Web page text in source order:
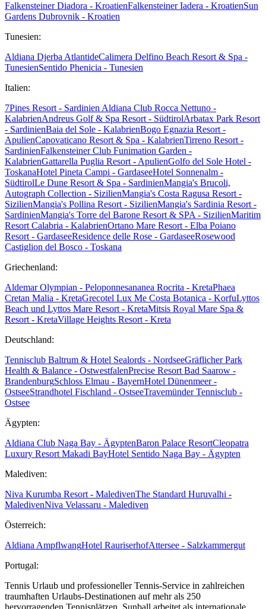
Falkensteiner Diadora - KroatienFalkensteiner Iadera - KroatienSun
Gardens Dubrovnik - Kroatien
Tunesien:
Aldiana Djerba AtlantideCalimera Delfino Beach Resort & Spa -
TunesienSentido Phenicia - Tunesien
Italien:
7Pines Resort - Sardinien Aldiana Club Rocca Nettuno -
KalabrienAndreus Golf & Spa Resort - SüdtirolArbatax Park Resort
- SardinienBaia del Sole - KalabrienBogo Egnazia Resort -
ApulienCapovaticano Resort & Spa - KalabrienTirreno Resort -
SardinienFalkensteiner Club Funimation Garden -
KalabrienGattarella Puglia Resort - ApulienGolfo del Sole Hotel -
ToskanaHotel Pineta Campi - GardaseeHotel Sonnenalm -
SüdtirolLe Dune Resort & Spa - SardinienMangia's Brucoli,
Autograph Collection - SizilienMangia's Costa Ragusa Resort -
SizilienMangia's Pollina Resort - SizilienMangia's Sardinia Resort -
SardinienMangia's Torre del Barone Resort & SPA - SizilienMaritim
Resort Calabria - KalabrienOrtano Mare Resort - Elba Poiano
Resort - GardaseeResidence delle Rose - GardaseeRosewood
Castiglion del Bosco - Toskana
Griechenland:
Aldemar Olympian - Peloponnesananea Rocrita - KretaPhaea
Cretan Malia - KretaGrecotel Lux Me Costa Botanica - KorfuLyttos
Beach und Lyttos Mare Resort - KretaMitsis Royal Mare Spa &
Resort - KretaVillage Heights Resort - Kreta
Deutschland:
Tennisclub Baltrum & Hotel Sealords - NordseeGräflicher Park
Health & Balance - OstwestfalenPrecise Resort Bad Saarow -
BrandenburgSchloss Elmau - BayernHotel Dünenmeer -
OstseeStrandhotel Fischland - OstseeTravemünder Tennisclub -
Ostsee
Ägypten:
Aldiana Club Naga Bay - ÄgyptenBaron Palace ResortCleopatra
Luxury Resort Makadi BayHotel Sentido Naga Bay - Ägypten
Malediven:
Niva Kurumba Resort - MaledivenThe Standard Huruvalhi -
MaledivenNiva Velassaru - Malediven
Österreich:
Aldiana AmpflwangHotel RauriserhofAttersee - Salzkammergut
Portugal:
Tennis Urlaub und professioneller Tennis-Service in zahlreichen
traumhaften Urlaubs-Destinationen auf mehr als 250